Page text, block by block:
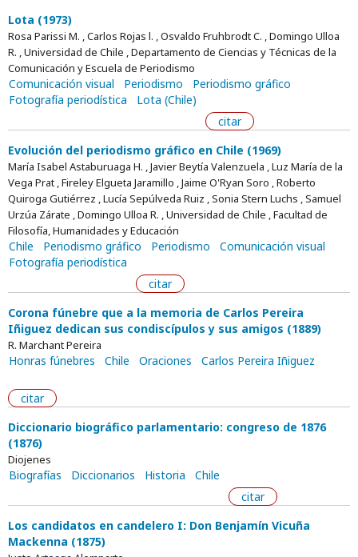
Lota (1973)
Rosa Parissi M. , Carlos Rojas l. , Osvaldo Fruhbrodt C. , Domingo Ulloa
R. , Universidad de Chile , Departamento de Ciencias y Técnicas de la
Comunicación y Escuela de Periodismo
Comunicación visual Periodismo
Periodismo gráfico
Fotografía periodística
Lota (Chile)
citar
Evolución del periodismo gráfico en Chile (1969)
María Isabel Astaburuaga H. , Javier Beytía Valenzuela , Luz María de la
Vega Prat , Fireley Elgueta Jaramillo , Jaime O'Ryan Soro , Roberto
Quiroga Gutiérrez , Lucía Sepúlveda Ruiz , Sonia Stern Luchs , Samuel
Urzúa Zárate , Domingo Ulloa R. , Universidad de Chile , Facultad de
Filosofía, Humanidades y Educación
Chile Periodismo gráfico Periodismo
Comunicación visual
Fotografía periodística
citar
Corona fúnebre que a la memoria de Carlos Pereira
Iñiguez dedican sus condiscípulos y sus amigos (1889)
R. Marchant Pereira
Honras fúnebres Chile Oraciones Carlos Pereira Iñiguez
citar
Diccionario biográfico parlamentario: congreso de 1876
(1876)
Diojenes
Biografías Diccionarios Historia
Chile
citar
Los candidatos en candelero I: Don Benjamín Vicuña
Mackenna (1875)